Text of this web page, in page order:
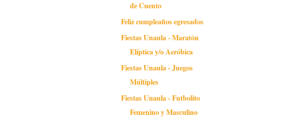
de Cuento
Feliz cumpleaños egresados
Fiestas Unaula - Maratón
Elíptica y/o Aeróbica
Fiestas Unaula - Juegos
Múltiples
Fiestas Unaula - Futbolito
Femenino y Masculino